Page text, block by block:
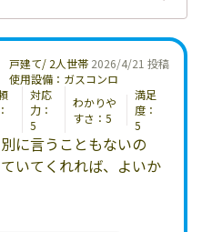
2026/4/21 投稿
戸建て/ 2人世帯
使用設備：ガスコンロ
対応
力：
5
わかりや
すさ：5
満足
度：
5
に言うこともないの
いてくれれば、よいか